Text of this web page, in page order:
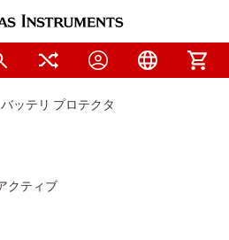
バッテリ プロテクタ